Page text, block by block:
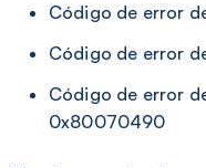
Código de error
Código de error
Código de error
0x80070490